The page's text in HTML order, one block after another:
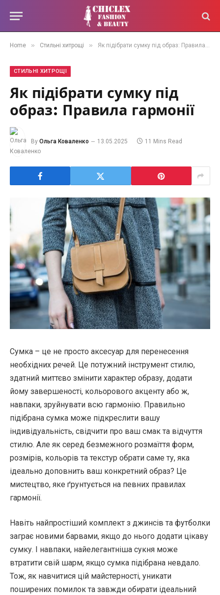
Home » Стильні хитрощі » Як підібрати сумку під образ: Правила гармонії
СТИЛЬНІ ХИТРОЩІ
Як підібрати сумку під
образ: Правила гармонії
By Ольга Коваленко 13.05.2025 11 Mins Read
Сумка – це не просто аксесуар для перенесення
необхідних речей. Це потужний інструмент стилю,
здатний миттєво змінити характер образу, додати
йому завершеності, кольорового акценту або ж,
навпаки, зруйнувати всю гармонію. Правильно
підібрана сумка може підкреслити вашу
індивідуальність, свідчити про ваш смак та відчуття
стилю. Але як серед безмежного розмаїття форм,
розмірів, кольорів та текстур обрати саме ту, яка
ідеально доповнить ваш конкретний образ? Це
мистецтво, яке ґрунтується на певних правилах
гармонії.
Навіть найпростіший комплект з джинсів та футболки
заграє новими барвами, якщо до нього додати цікаву
сумку. І навпаки, найелегантніша сукня може
втратити свій шарм, якщо сумка підібрана невдало.
Тож, як навчитися цій майстерності, уникати
поширених помилок та завжди обирати ідеальний